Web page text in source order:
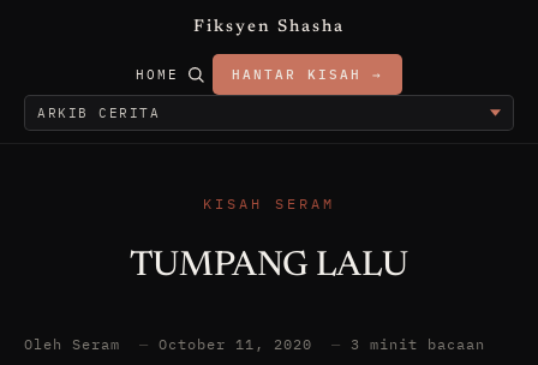
Fiksyen Shasha
HOME HANTAR KISAH →
KISAH SERAM
TUMPANG LALU
Oleh Seram — October 11, 2020 — 3 minit bacaan